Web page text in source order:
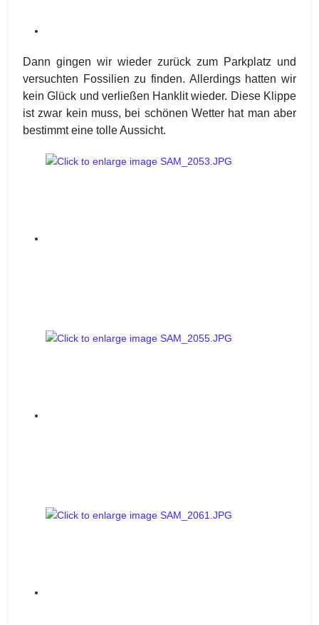
Dann gingen wir wieder zurück zum Parkplatz und
versuchten Fossilien zu finden. Allerdings hatten wir
kein Glück und verließen Hanklit wieder. Diese Klippe
ist zwar kein muss, bei schönen Wetter hat man aber
bestimmt eine tolle Aussicht.